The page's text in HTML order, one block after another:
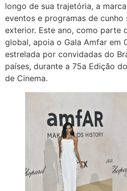
longo de sua trajetória, a
eventos e programas de cunho
exterior. Este ano, como parte
global, apoia o Gala Amfar em
estrelada por convidadas do
países, durante a 75a Edição
de Cinema.